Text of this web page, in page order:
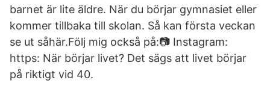
barnet är lite äldre. När du börjar gymnasiet eller
kommer tillbaka till skolan. Så kan första veckan
se ut såhär.Följ mig också på:📷 Instagram:
https: När börjar livet? Det sägs att livet börjar
på riktigt vid 40.